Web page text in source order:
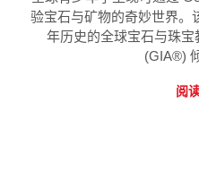
验宝石与矿物的奇妙世界。
年历史的全球宝石与珠
(GIA®)
阅